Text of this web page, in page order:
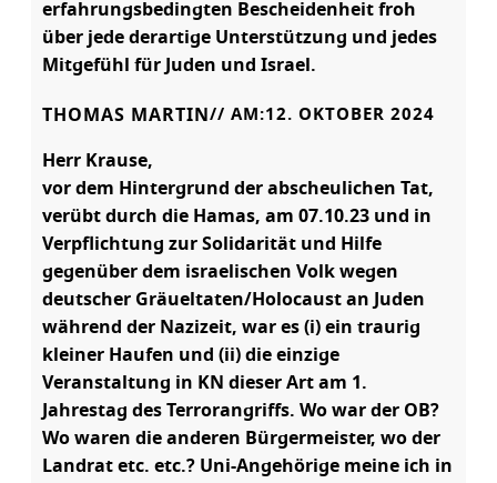
erfahrungsbedingten Bescheidenheit froh
über jede derartige Unterstützung und jedes
Mitgefühl für Juden und Israel.
THOMAS MARTIN // AM:12. OKTOBER 2024
Herr Krause,
vor dem Hintergrund der abscheulichen Tat,
verübt durch die Hamas, am 07.10.23 und in
Verpflichtung zur Solidarität und Hilfe
gegenüber dem israelischen Volk wegen
deutscher Gräueltaten/Holocaust an Juden
während der Nazizeit, war es (i) ein traurig
kleiner Haufen und (ii) die einzige
Veranstaltung in KN dieser Art am 1.
Jahrestag des Terrorangriffs. Wo war der OB?
Wo waren die anderen Bürgermeister, wo der
Landrat etc. etc.? Uni-Angehörige meine ich in